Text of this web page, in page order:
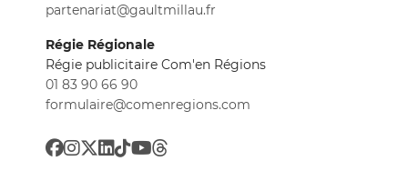
partenariat@gaultmillau.fr
Régie Régionale
Régie publicitaire Com'en Régions
01 83 90 66 90
formulaire@comenregions.com